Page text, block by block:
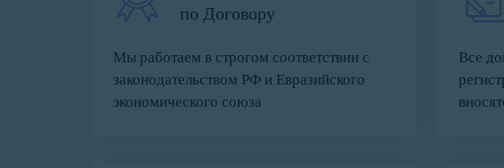
по Договору
Мы работаем в строгом соответствии с
законодательством РФ и Евразийского
экономического союза
Все